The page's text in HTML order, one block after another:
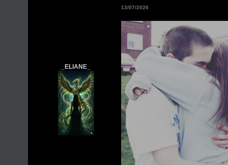
_ELIANE_
13/07/2026